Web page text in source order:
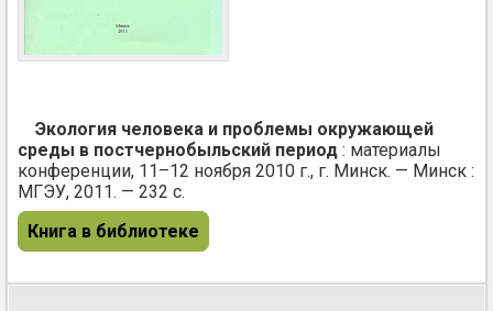
Экология человека и проблемы окружающей
среды в постчернобыльский период : материалы
конференции, 11–12 ноября 2010 г., г. Минск. — Минск :
МГЭУ, 2011. — 232 с.
Книга в библиотеке